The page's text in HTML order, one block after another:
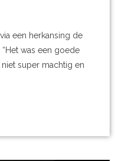
een herkansing de
was een goede
super machtig en